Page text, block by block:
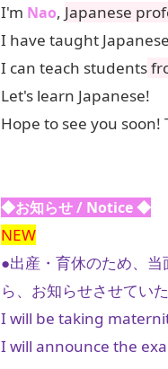
I'm Nao, Japanese
I have taught Japanese
I can teach students
Let's learn Japanese!
Hope to see you soon!
◆お知らせ / Notice ◆
NEW
●出産・育休のため、
ら、お知らせさせてい
I will be taking
I will announce the